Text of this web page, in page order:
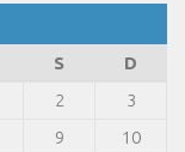
S
D
2
3
9
10